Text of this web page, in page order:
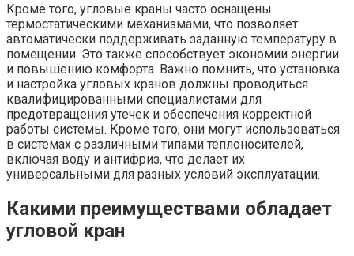
Кроме того, угловые краны часто оснащены
термостатическими механизмами, что позволяет
автоматически поддерживать заданную температуру в
помещении. Это также способствует экономии энергии
и повышению комфорта. Важно помнить, что установка
и настройка угловых кранов должны проводиться
квалифицированными специалистами для
предотвращения утечек и обеспечения корректной
работы системы. Кроме того, они могут использоваться
в системах с различными типами теплоносителей,
включая воду и антифриз, что делает их
универсальными для разных условий эксплуатации.
Какими преимуществами обладает
угловой кран